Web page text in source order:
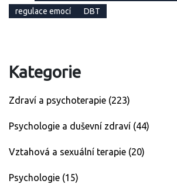
regulace emocí
DBT
Kategorie
Zdraví a psychoterapie (223)
Psychologie a duševní zdraví (44)
Vztahová a sexuální terapie (20)
Psychologie (15)